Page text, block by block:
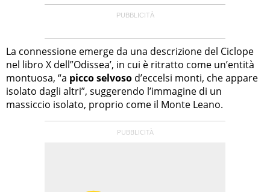
La connessione emerge da una descrizione del Ciclope
nel libro X dell”Odissea’, in cui è ritratto come un’entità
montuosa, “a picco selvoso d’eccelsi monti, che appare
isolato dagli altri”, suggerendo l’immagine di un
massiccio isolato, proprio come il Monte Leano.